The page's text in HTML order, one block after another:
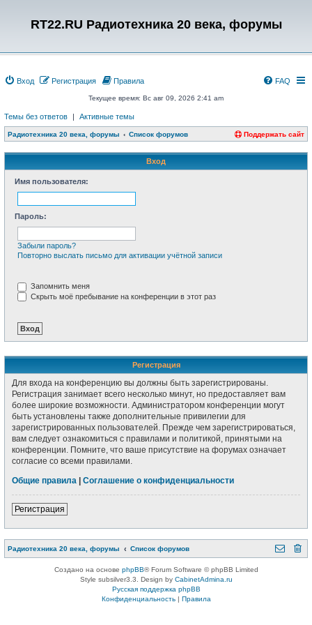
RT22.RU Радиотехника 20 века, форумы
Вход Регистрация FAQ
Правила
Текущее время: Вс авг 09, 2026 2:41 am
Темы без ответов | Активные темы
Радиотехника 20 века, форумы Список форумов Поддержать сайт
Вход
Имя пользователя:
Пароль:
Забыли пароль?
Повторно выслать письмо для активации учётной записи
Запомнить меня
Скрыть моё пребывание на конференции в этот раз
Регистрация
Для входа на конференцию вы должны быть зарегистрированы.
Регистрация занимает всего несколько минут, но предоставляет вам
более широкие возможности. Администратором конференции могут
быть установлены также дополнительные привилегии для
зарегистрированных пользователей. Прежде чем зарегистрироваться,
вам следует ознакомиться с правилами и политикой, принятыми на
конференции. Помните, что ваше присутствие на форумах означает
согласие со всеми правилами.
Общие правила
Соглашение о конфиденциальности
Регистрация
Радиотехника 20 века, форумы Список форумов
Создано на основе phpBB® Forum Software © phpBB Limited
Style subsilver3.3. Design by CabinetAdmina.ru
Русская поддержка phpBB
Конфиденциальность| Правила